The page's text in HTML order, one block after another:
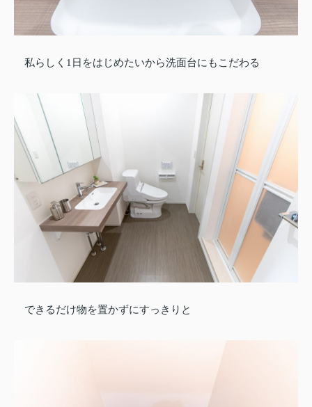
私らしく1日をはじめたいから洗面台にもこだわる
できるだけ物を置かずにすっきりと